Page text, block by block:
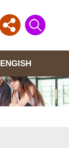
ENGISH